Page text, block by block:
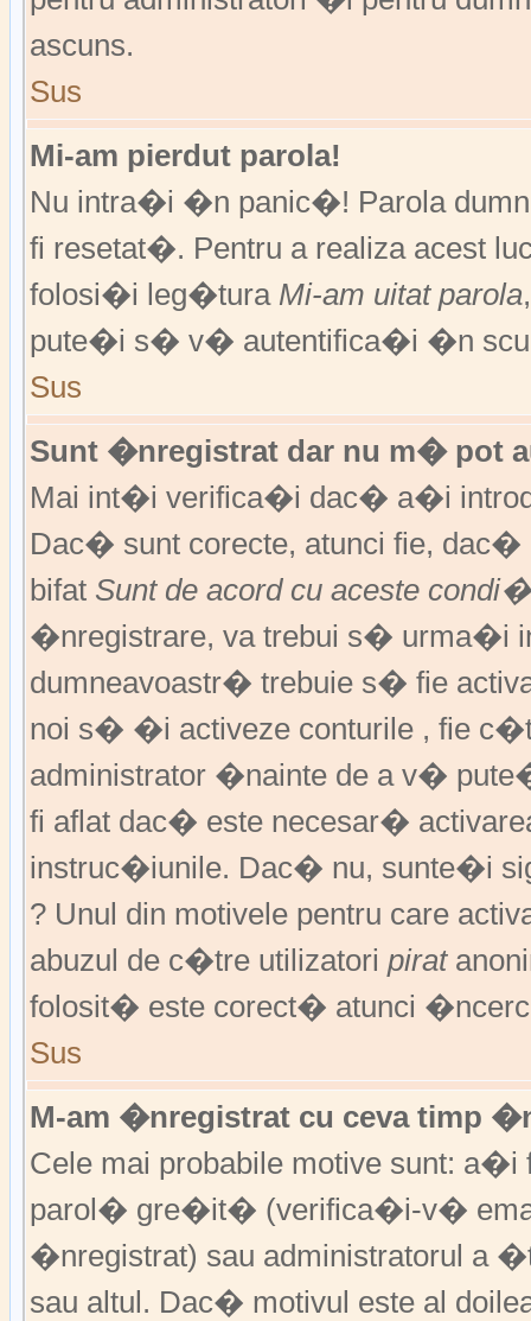
ascuns.
Sus
Mi-am pierdut parola!
Nu intra�i �n panic�! Parola
fi resetat�. Pentru a realiza acest
folosi�i leg�tura Mi-am uitat parola
pute�i s� v� autentifica�i �n
Sus
Sunt �nregistrat dar nu m� pot
Mai int�i verifica�i dac� a�i
Dac� sunt corecte, atunci fie,
bifat Sunt de acord cu aceste
�nregistrare, va trebui s� urma�i
dumneavoastr� trebuie s� fie
noi s� �i activeze conturile , fie
administrator �nainte de a v�
fi aflat dac� este necesar�
instruc�iunile. Dac� nu, sunte�i
? Unul din motivele pentru care
abuzul de c�tre utilizatori pirat
folosit� este corect� atunci
Sus
M-am �nregistrat cu ceva timp
Cele mai probabile motive sunt: a�i
parol� gre�it� (verifica�i-v�
�nregistrat) sau administratorul a
sau altul. Dac� motivul este al